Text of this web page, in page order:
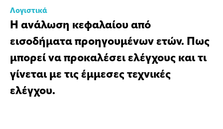
Λογιστικά
Η ανάλωση κεφαλαίου από
εισοδήματα προηγουμένων ετών. Πως
μπορεί να προκαλέσει ελέγχους και τι
γίνεται με τις έμμεσες τεχνικές
ελέγχου.